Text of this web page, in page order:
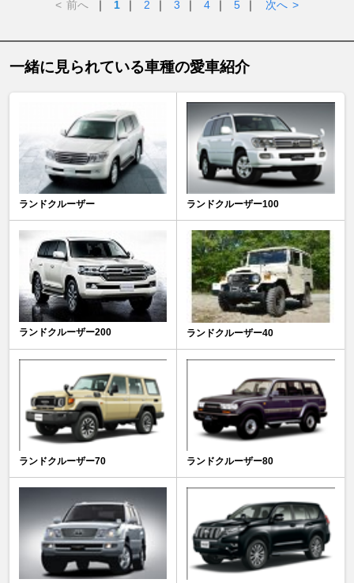
< 前へ ｜ 1 ｜ 2 ｜ 3 ｜ 4 ｜ 5 ｜ 次へ >
一緒に見られている車種の愛車紹介
ランドクルーザー ランドクルーザー100
ランドクルーザー200 ランドクルーザー40
ランドクルーザー70 ランドクルーザー80